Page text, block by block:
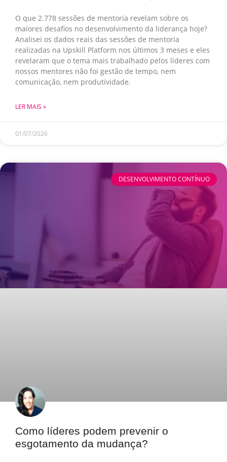
O que 2.778 sessões de mentoria revelam sobre os
maiores desafios no desenvolvimento da liderança hoje?
Analisei os dados reais das sessões de mentoria
realizadas na Upskill Platform nos últimos 3 meses e eles
revelaram que o tema mais trabalhado pelos líderes com
nossos mentores não foi gestão de tempo, nem
comunicação, nem produtividade.
LER MAIS »
01/07/2026
DESENVOLVIMENTO CONTÍNUO
Como líderes podem prevenir o
esgotamento da mudança?